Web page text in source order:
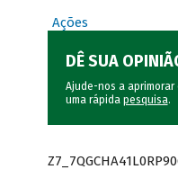
Ações
DÊ SUA
Ajude-nos a aprimorar
uma rápida pesquisa.